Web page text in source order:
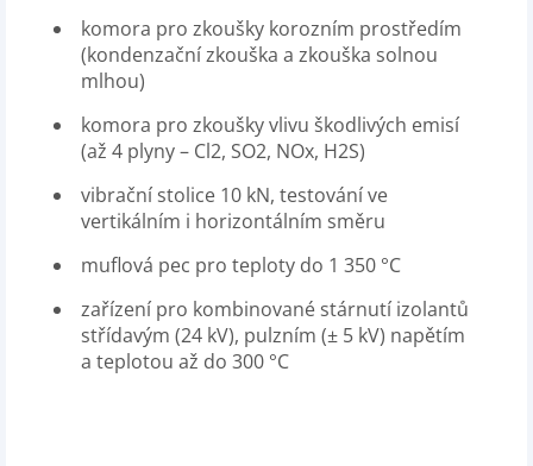
komora pro zkoušky korozním prostředím
(kondenzační zkouška a zkouška solnou
mlhou)
komora pro zkoušky vlivu škodlivých emisí
(až 4 plyny – Cl2, SO2, NOx, H2S)
vibrační stolice 10 kN, testování ve
vertikálním i horizontálním směru
muflová pec pro teploty do 1 350 °C
zařízení pro kombinované stárnutí izolantů
střídavým (24 kV), pulzním (± 5 kV) napětím
a teplotou až do 300 °C